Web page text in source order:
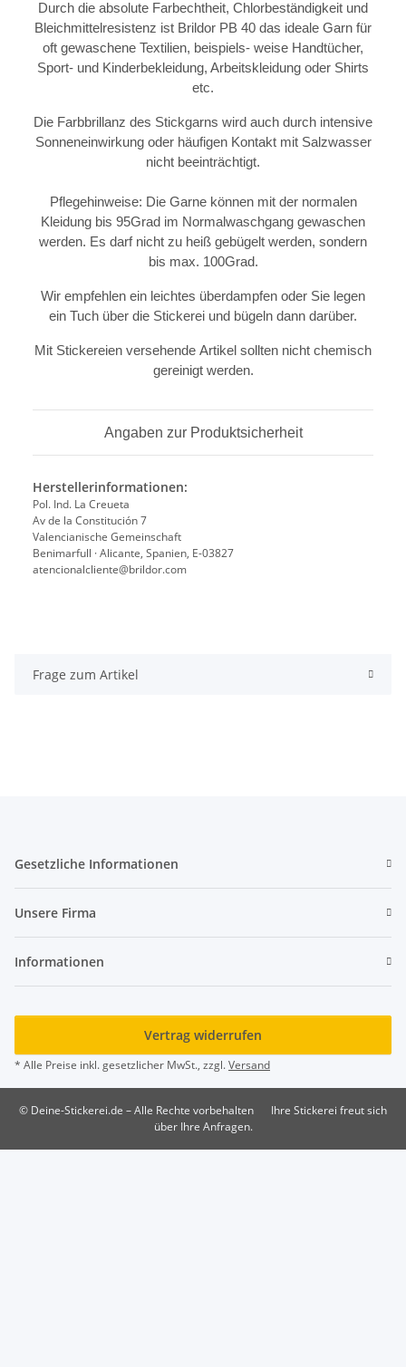
Durch die absolute Farbechtheit, Chlorbeständigkeit und
Bleichmittelresistenz ist Brildor PB 40 das ideale Garn für
oft gewaschene Textilien, beispiels- weise Handtücher,
Sport- und Kinderbekleidung, Arbeitskleidung oder Shirts
etc.
Die Farbbrillanz des Stickgarns wird auch durch intensive
Sonneneinwirkung oder häufigen Kontakt mit Salzwasser
nicht beeinträchtigt.
Pflegehinweise: Die Garne können mit der normalen
Kleidung bis 95Grad im Normalwaschgang gewaschen
werden. Es darf nicht zu heiß gebügelt werden, sondern
bis max. 100Grad.
Wir empfehlen ein leichtes überdampfen oder Sie legen
ein Tuch über die Stickerei und bügeln dann darüber.
Mit Stickereien versehende Artikel sollten nicht chemisch
gereinigt werden.
Angaben zur Produktsicherheit
Herstellerinformationen:
Pol. Ind. La Creueta
Av de la Constitución 7
Valencianische Gemeinschaft
Benimarfull · Alicante, Spanien, E-03827
atencionalcliente@brildor.com
Frage zum Artikel
Gesetzliche Informationen
Unsere Firma
Informationen
Vertrag widerrufen
* Alle Preise inkl. gesetzlicher MwSt., zzgl.Versand
© Deine-Stickerei.de – Alle Rechte vorbehalten
Ihre Stickerei freut sich
über Ihre Anfragen.